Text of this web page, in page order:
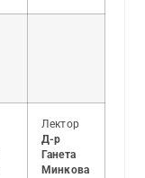
Лектор
Д-р
Ганета
Минкова